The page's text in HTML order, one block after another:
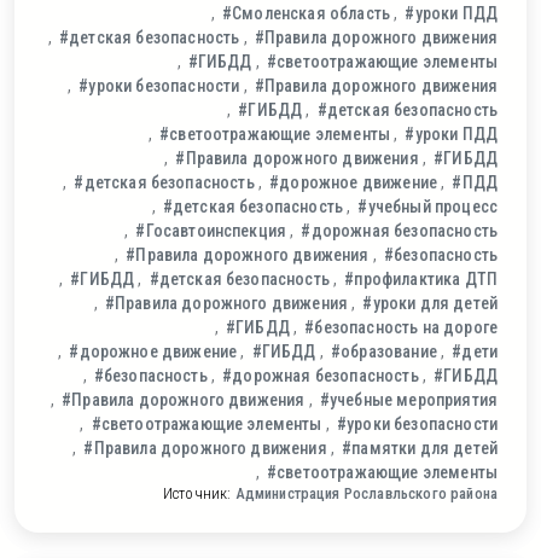
#Смоленская область
#уроки ПДД
#детская безопасность
#Правила дорожного движения
#ГИБДД
#светоотражающие элементы
#уроки безопасности
#Правила дорожного движения
#ГИБДД
#детская безопасность
#светоотражающие элементы
#уроки ПДД
#Правила дорожного движения
#ГИБДД
#детская безопасность
#дорожное движение
#ПДД
#детская безопасность
#учебный процесс
#Госавтоинспекция
#дорожная безопасность
#Правила дорожного движения
#безопасность
#ГИБДД
#детская безопасность
#профилактика ДТП
#Правила дорожного движения
#уроки для детей
#ГИБДД
#безопасность на дороге
#дорожное движение
#ГИБДД #образование
#дети
#безопасность
#дорожная безопасность
#ГИБДД
#Правила дорожного движения
#учебные мероприятия
#светоотражающие элементы
#уроки безопасности
#Правила дорожного движения
#памятки для детей
#светоотражающие элементы
Источник: Администрация Рославльского района